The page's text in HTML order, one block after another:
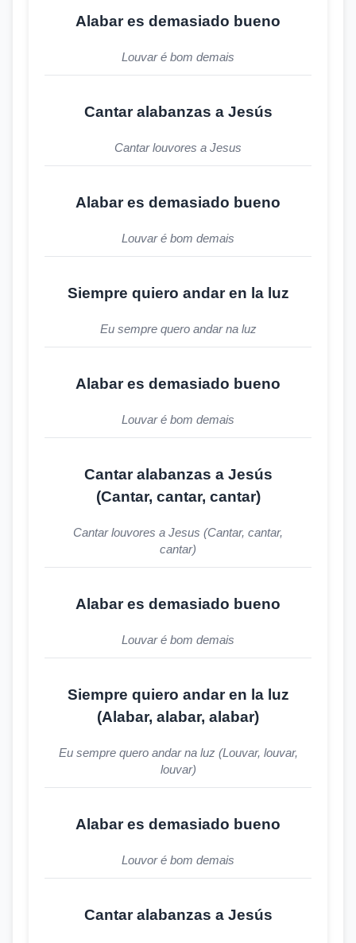
Alabar es demasiado bueno
Louvar é bom demais
Cantar alabanzas a Jesús
Cantar louvores a Jesus
Alabar es demasiado bueno
Louvar é bom demais
Siempre quiero andar en la luz
Eu sempre quero andar na luz
Alabar es demasiado bueno
Louvar é bom demais
Cantar alabanzas a Jesús
(Cantar, cantar, cantar)
Cantar louvores a Jesus (Cantar, cantar,
cantar)
Alabar es demasiado bueno
Louvar é bom demais
Siempre quiero andar en la luz
(Alabar, alabar, alabar)
Eu sempre quero andar na luz (Louvar, louvar,
louvar)
Alabar es demasiado bueno
Louvor é bom demais
Cantar alabanzas a Jesús